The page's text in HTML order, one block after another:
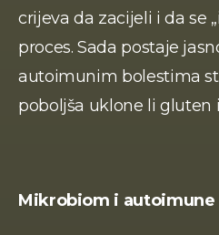
crijeva da zacijeli i da se
proces. Sada postaje
autoimunim bolestima
poboljša uklone li gluten
Mikrobiom i autoimune